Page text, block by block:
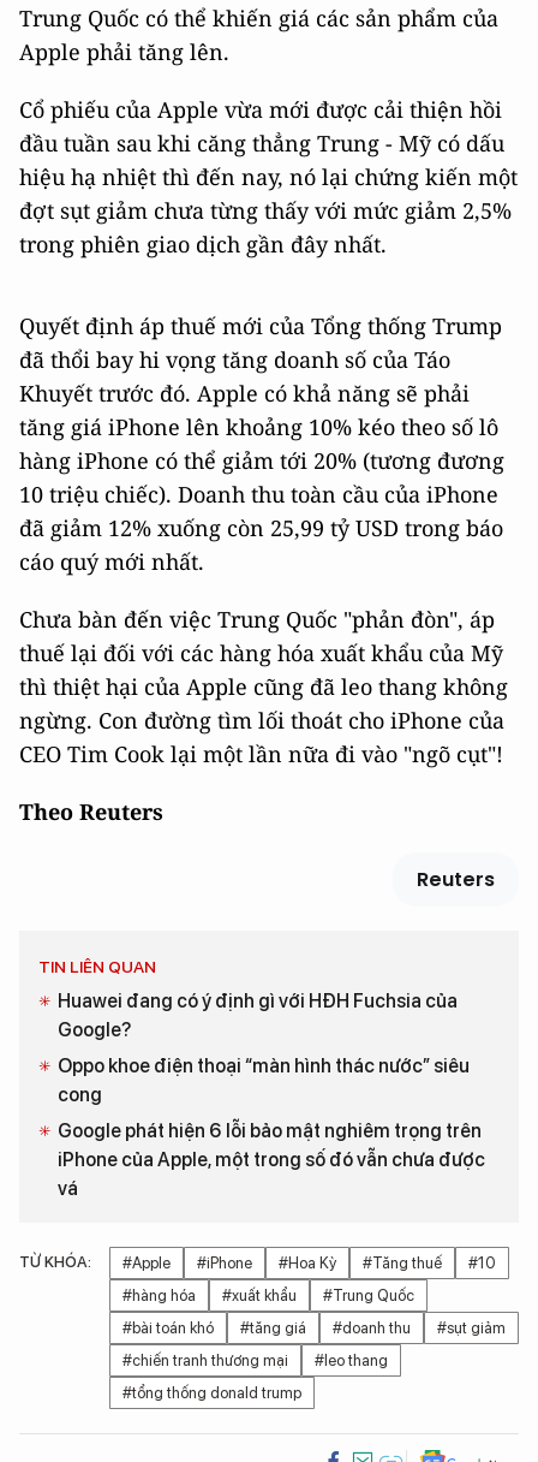
Trung Quốc có thể khiến giá các sản phẩm của
Apple phải tăng lên.
Cổ phiếu của Apple vừa mới được cải thiện hồi
đầu tuần sau khi căng thẳng Trung - Mỹ có dấu
hiệu hạ nhiệt thì đến nay, nó lại chứng kiến một
đợt sụt giảm chưa từng thấy với mức giảm 2,5%
trong phiên giao dịch gần đây nhất.
Quyết định áp thuế mới của Tổng thống Trump
đã thổi bay hi vọng tăng doanh số của Táo
Khuyết trước đó. Apple có khả năng sẽ phải
tăng giá iPhone lên khoảng 10% kéo theo số lô
hàng iPhone có thể giảm tới 20% (tương đương
10 triệu chiếc). Doanh thu toàn cầu của iPhone
đã giảm 12% xuống còn 25,99 tỷ USD trong báo
cáo quý mới nhất.
Chưa bàn đến việc Trung Quốc "phản đòn", áp
thuế lại đối với các hàng hóa xuất khẩu của Mỹ
thì thiệt hại của Apple cũng đã leo thang không
ngừng. Con đường tìm lối thoát cho iPhone của
CEO Tim Cook lại một lần nữa đi vào "ngõ cụt"!
Theo Reuters
Reuters
TIN LIÊN QUAN
Huawei đang có ý định gì với HĐH Fuchsia của
Google?
Oppo khoe điện thoại “màn hình thác nước” siêu
cong
Google phát hiện 6 lỗi bảo mật nghiêm trọng trên
iPhone của Apple, một trong số đó vẫn chưa được
vá
TỪ KHÓA: #Apple #iPhone #Hoa Kỳ #Tăng thuế
#10
#hàng hóa
#xuất khẩu
#Trung Quốc
#bài toán khó
#tăng giá #doanh thu
#sụt giảm
#chiến tranh thương mại
#leo thang
#tổng thống donald trump